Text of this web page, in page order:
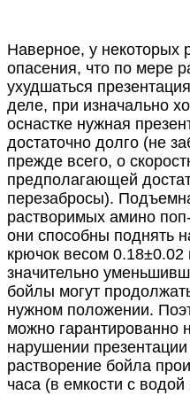
Наверное, у некоторых
опасения, что по мере
ухудшаться
деле, при изначально
оснастке нужная
достаточно долго (не
прежде всего, о
предполагающей
перезабросы).
растворимых амино
они способны поднять
крючок весом 0.18±0.02
значительно
бойлы могут
нужном положении.
можно гарантированно
нарушении
растворение бойла
часа (в емкости с